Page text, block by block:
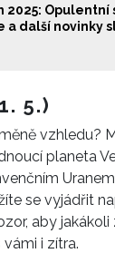
2025: Opulentní
a další novinky
5.)
vzhledu?
planeta
se vyjádřit
aby
i zítra.